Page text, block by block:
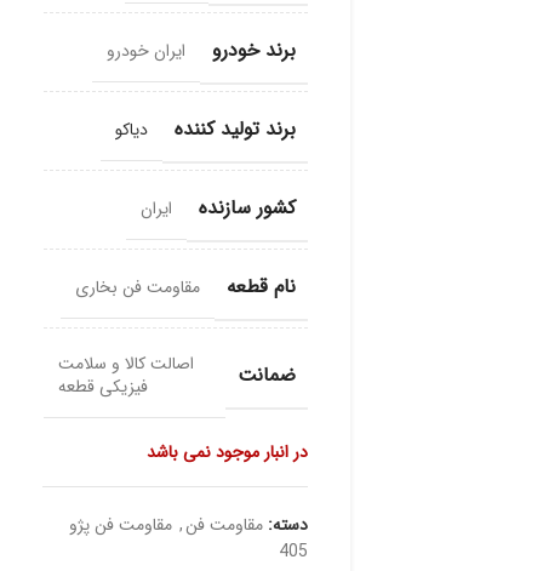
برند خودرو ایران خودرو
برند تولید کننده دیاکو
کشور سازنده ایران
نام قطعه مقاومت فن بخاری
ضمانت
اصالت کالا و سلامت
فیزیکی قطعه
در انبار موجود نمی باشد
دسته: مقاومت فن, مقاومت فن پژو
405